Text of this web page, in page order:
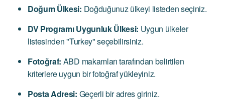
Doğum Ülkesi: Doğduğunuz ülkeyi listeden seçiniz.
DV Programı Uygunluk Ülkesi: Uygun ülkeler
listesinden "Turkey" seçebilirsiniz.
Fotoğraf: ABD makamları tarafından belirtilen
kriterlere uygun bir fotoğraf yükleyiniz.
Posta Adresi: Geçerli bir adres giriniz.